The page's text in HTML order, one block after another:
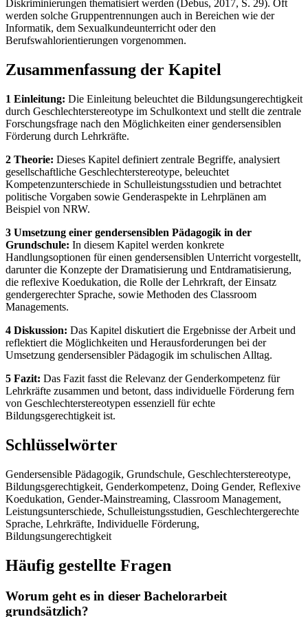
Diskriminierungen thematisiert werden (Debus, 2017, S. 29). Oft
werden solche Gruppentrennungen auch in Bereichen wie der
Informatik, dem Sexualkundeunterricht oder den
Berufswahlorientierungen vorgenommen.
Zusammenfassung der Kapitel
1 Einleitung: Die Einleitung beleuchtet die Bildungsungerechtigkeit
durch Geschlechterstereotype im Schulkontext und stellt die zentrale
Forschungsfrage nach den Möglichkeiten einer gendersensiblen
Förderung durch Lehrkräfte.
2 Theorie: Dieses Kapitel definiert zentrale Begriffe, analysiert
gesellschaftliche Geschlechterstereotype, beleuchtet
Kompetenzunterschiede in Schulleistungsstudien und betrachtet
politische Vorgaben sowie Genderaspekte in Lehrplänen am
Beispiel von NRW.
3 Umsetzung einer gendersensiblen Pädagogik in der
Grundschule: In diesem Kapitel werden konkrete
Handlungsoptionen für einen gendersensiblen Unterricht vorgestellt,
darunter die Konzepte der Dramatisierung und Entdramatisierung,
die reflexive Koedukation, die Rolle der Lehrkraft, der Einsatz
gendergerechter Sprache, sowie Methoden des Classroom
Managements.
4 Diskussion: Das Kapitel diskutiert die Ergebnisse der Arbeit und
reflektiert die Möglichkeiten und Herausforderungen bei der
Umsetzung gendersensibler Pädagogik im schulischen Alltag.
5 Fazit: Das Fazit fasst die Relevanz der Genderkompetenz für
Lehrkräfte zusammen und betont, dass individuelle Förderung fern
von Geschlechterstereotypen essenziell für echte
Bildungsgerechtigkeit ist.
Schlüsselwörter
Gendersensible Pädagogik, Grundschule, Geschlechterstereotype,
Bildungsgerechtigkeit, Genderkompetenz, Doing Gender, Reflexive
Koedukation, Gender-Mainstreaming, Classroom Management,
Leistungsunterschiede, Schulleistungsstudien, Geschlechtergerechte
Sprache, Lehrkräfte, Individuelle Förderung,
Bildungsungerechtigkeit
Häufig gestellte Fragen
Worum geht es in dieser Bachelorarbeit
grundsätzlich?